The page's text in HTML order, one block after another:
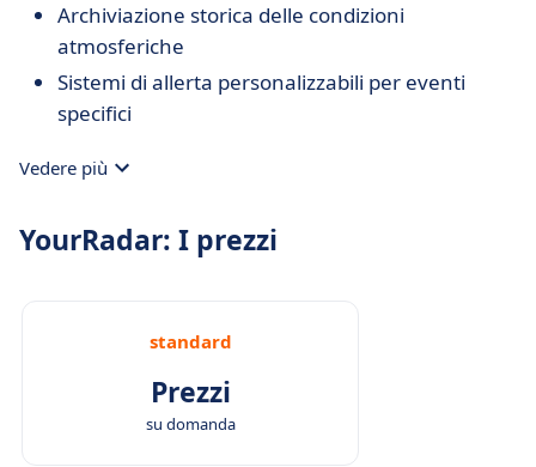
Archiviazione storica delle condizioni
atmosferiche
Sistemi di allerta personalizzabili per eventi
specifici
Vedere più
YourRadar: I prezzi
standard
Prezzi
su domanda